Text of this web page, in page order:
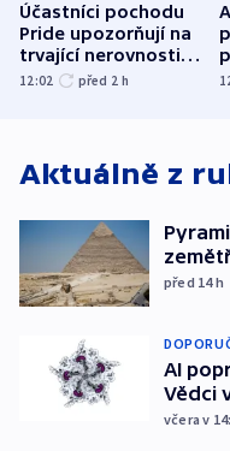
Účastníci pochodu
Pride upozorňují na
trvající nerovnosti i
společenskou
12:02 před 2 h
Aktuálně z
před 14h
AI
Vědci
včera v